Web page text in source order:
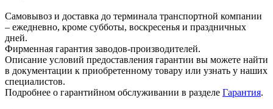
Самовывоз и доставка до терминала транспортной компании
– ежедневно, кроме субботы, воскресенья и праздничных
дней.
Фирменная гарантия заводов-производителей.
Описание условий предоставления гарантии вы можете найти
в документации к приобретенному товару или узнать у наших
специалистов.
Подробнее о гарантийном обслуживании в разделе Гарантия.